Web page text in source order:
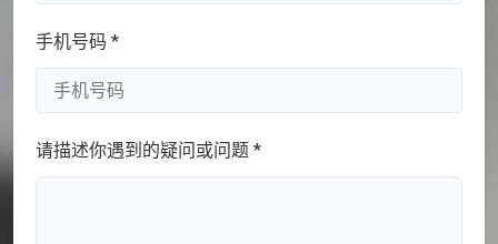
手机号码 *
请描述你遇到的疑问或问题 *